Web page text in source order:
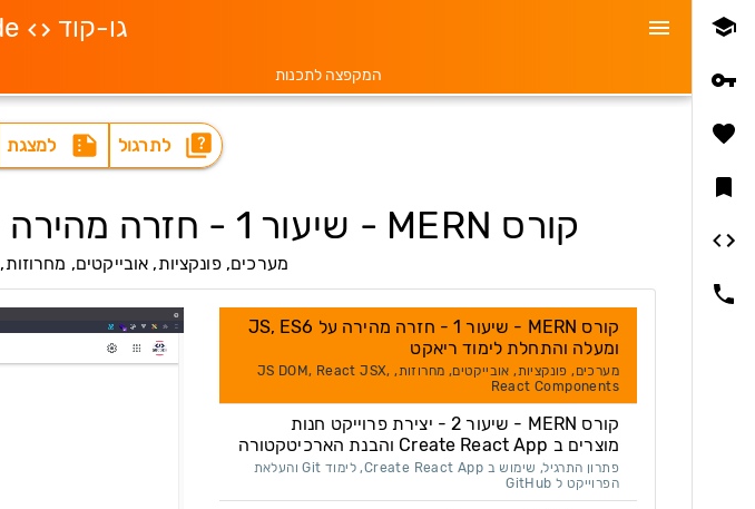
גו-קוד GoCode
המקפצה לתכנות
לתרגול למצגת
קורס MERN - שיעור 1 - חזרה מהירה על JS, ES6 ומעלה והתחלת לימוד ריאקט
מערכים, פונקציות, אובייקטים, מחרוזות, JS DOM, React JSX, React Components
קורס MERN - שיעור 1 - חזרה מהירה על JS, ES6
ומעלה והתחלת לימוד ריאקט
מערכים, פונקציות, אובייקטים, מחרוזות, JS DOM, React JSX,
React Components
קורס MERN - שיעור 2 - יצירת פרוייקט חנות
מוצרים ב Create React App והבנת הארכיטקטורה
פתרון התרגיל, שימוש ב Create React App, לימוד Git והעלאת
הפרוייקט ל GitHub